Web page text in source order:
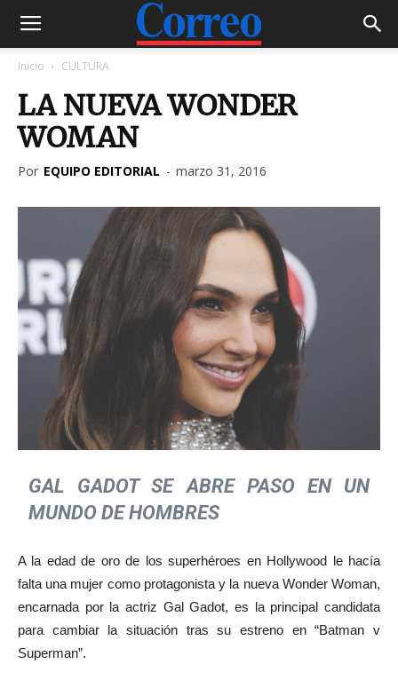
Inicio CULTURA
LA NUEVA WONDER
WOMAN
Por EQUIPO EDITORIAL - marzo 31, 2016
GAL GADOT SE ABRE PASO EN UN
MUNDO DE HOMBRES
A la edad de oro de los superhéroes en Hollywood le hacía
falta una mujer como protagonista y la nueva Wonder Woman,
encarnada por la actriz Gal Gadot, es la principal candidata
para cambiar la situación tras su estreno en “Batman v
Superman”.